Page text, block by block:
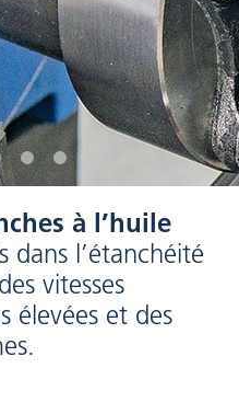
à l’huile
dans l’étanchéité
vitesses
élevées et des